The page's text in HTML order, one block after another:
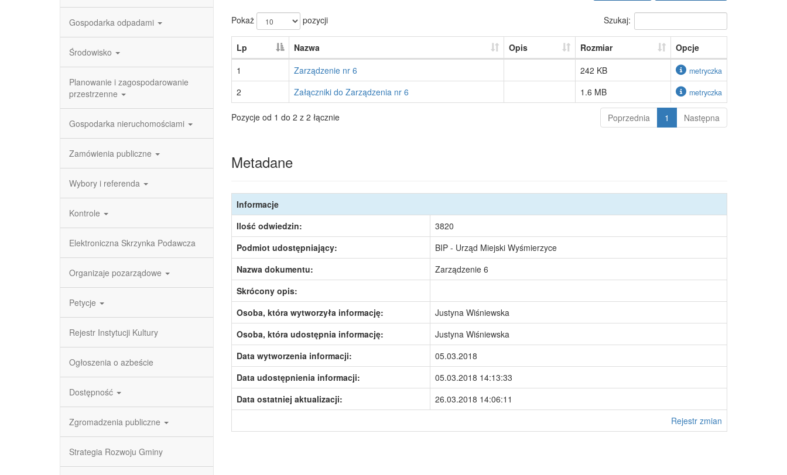
Gospodarka odpadami
Środowisko
Planowanie i zagospodarowanie
przestrzenne
Gospodarka nieruchomościami
Zamówienia publiczne
Wybory i referenda
Kontrole
Elektroniczna Skrzynka Podawcza
Organizaje pozarządowe
Petycje
Rejestr Instytucji Kultury
Ogłoszenia o azbeście
Dostępność
Zgromadzenia publiczne
Strategia Rozwoju Gminy
Pokaż pozycji Szukaj:
Lp Nazwa Opis Rozmiar
Opcje
1
Zarządzenie nr 6 242 KB metryczka
2 Załączniki do Zarządzenia nr 6 1.6 MB metryczka
Pozycje od 1 do 2 z 2 łącznie Poprzednia 1 Następna
Metadane
Informacje
Ilość odwiedzin:
3820
Podmiot udostępniający:
BIP - Urząd Miejski Wyśmierzyce
Nazwa dokumentu:
Zarządzenie 6
Skrócony opis:
Osoba, która wytworzyła informację:
Justyna Wiśniewska
Osoba, która udostępnia informację:
Justyna Wiśniewska
Data wytworzenia informacji:
05.03.2018
Data udostępnienia informacji:
05.03.2018 14:13:33
Data ostatniej aktualizacji:
26.03.2018 14:06:11
Rejestr zmian